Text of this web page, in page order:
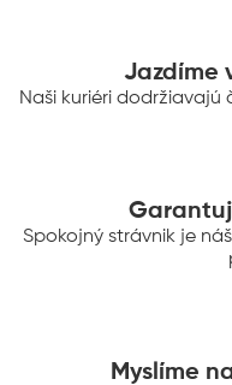
Jazdíme
Naši kuriéri
Spokojný strávnik je
Myslíme